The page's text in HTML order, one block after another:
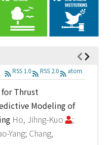
RSS 1.0 RSS 2.0 atom
Thrust
Modeling of
Ho, Jihng-Kuo
;
Yang; Chang,